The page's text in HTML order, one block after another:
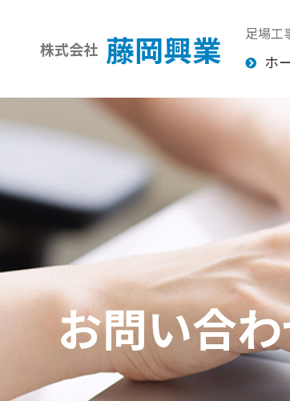
株式会社 藤岡興業 足場工
ホ
お問い合